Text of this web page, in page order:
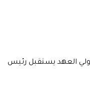
ولي العهد يستقبل رئيس